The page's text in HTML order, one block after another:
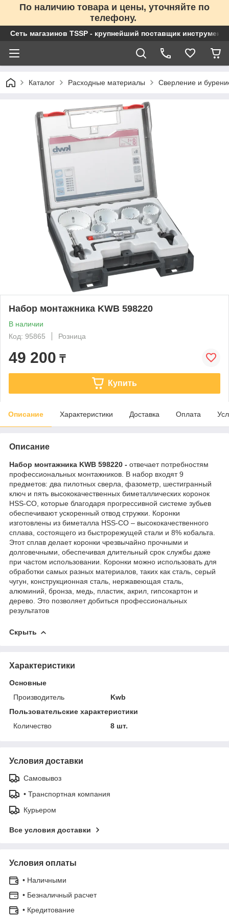
По наличию товара и цены, уточняйте по
телефону.
Сеть магазинов TSSP - крупнейший поставщик
Каталог Расходные материалы Сверление и
Набор монтажника KWB 598220
В наличии
Код: 95865
Розница
49 200 ₸
Купить
Описание Характеристики Доставка Оплата
Описание
Набор монтажника KWB 598220 - отвечает потребностям
профессиональных монтажников. В набор входят 9
предметов: два пилотных сверла, фазометр, шестигранный
ключ и пять высококачественных биметаллических коронок
HSS-CO, которые благодаря прогрессивной системе зубьев
обеспечивают ускоренный отвод стружки. Коронки
изготовлены из биметалла HSS-CO – высококачественного
сплава, состоящего из быстрорежущей стали и 8% кобальта.
Этот сплав делает коронки чрезвычайно прочными и
долговечными, обеспечивая длительный срок службы даже
при частом использовании. Коронки можно использовать для
обработки самых разных материалов, таких как сталь, серый
чугун, конструкционная сталь, нержавеющая сталь,
алюминий, бронза, медь, пластик, акрил, гипсокартон и
дерево. Это позволяет добиться профессиональных
результатов
Скрыть
Характеристики
Основные
Производитель
Kwb
Пользовательские характеристики
Количество
8 шт.
Условия доставки
Самовывоз
• Транспортная компания
Курьером
Все условия доставки
Условия оплаты
• Наличными
• Безналичный расчет
• Кредитование